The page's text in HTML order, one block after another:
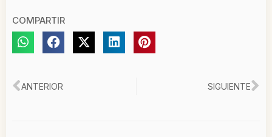
COMPARTIR
Ant
ANTERIOR SIGUIENTE